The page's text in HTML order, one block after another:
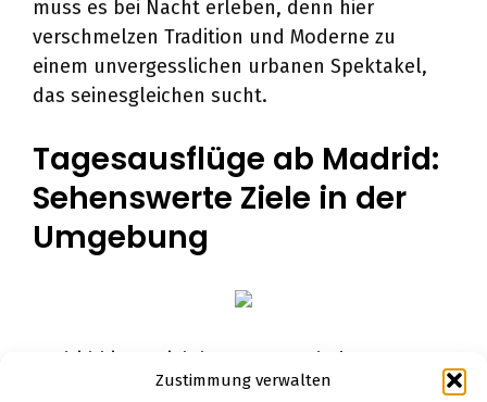
Zustimmung verwalten
muss es bei Nacht erleben, denn hier
verschmelzen Tradition und Moderne zu
einem unvergesslichen urbanen Spektakel,
das seinesgleichen sucht.
Tagesausflüge ab Madrid:
Sehenswerte Ziele in der
Umgebung
Madrid bietet sich hervorragend als
Ausgangspunkt für Erkundungstouren in die